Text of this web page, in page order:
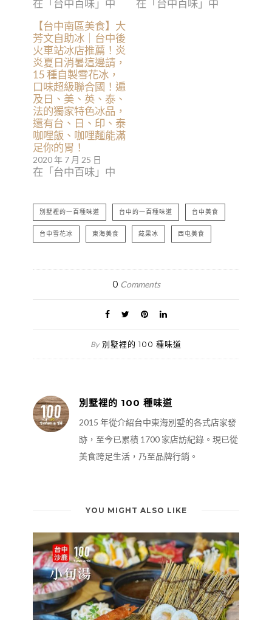
在「台中百味」中
在「台中百味」中
【台中南區美食】大
芳文自助冰｜台中後
火車站冰店推薦！炎
炎夏日消暑這邊請，
15 種自製雪花冰，
口味超級聯合國！遍
及日、美、英、泰、
法的獨家特色冰品，
還有台、日、印、泰
咖哩飯、咖哩麵能滿
足你的胃！
2020 年 7 月 25 日
在「台中百味」中
別墅裡的一百種味道 台中的一百種味道 台中美食
台中雪花冰 東海美食 藏果冰 西屯美食
0 Comments
By 別墅裡的 100 種味道
別墅裡的 100 種味道
2015 年從介紹台中東海別墅的各式店家發
跡，至今已累積 1700 家店訪紀錄。現已從
美食跨足生活，乃至品牌行銷。
YOU MIGHT ALSO LIKE